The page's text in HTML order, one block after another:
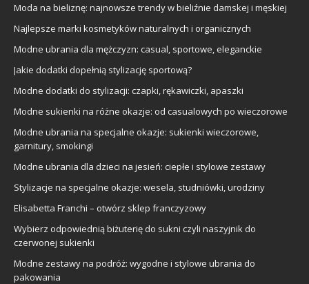
Moda na bieliznę: najnowsze trendy w bieliźnie damskej i męskiej
Najlepsze marki kosmetyków naturalnych i organicznych
Modne ubrania dla mężczyzn: casual, sportowe, eleganckie
Jakie dodatki dopełnią stylizację sportową?
Modne dodatki do stylizacji: czapki, rękawiczki, apaszki
Modne sukienki na różne okazje: od casualowych po wieczorowe
Modne ubrania na specjalne okazje: sukienki wieczorowe,
garnitury, smokingi
Modne ubrania dla dzieci na jesień: ciepłe i stylowe zestawy
Stylizacje na specjalne okazje: wesela, studniówki, urodziny
Elisabetta Franchi – otwórz sklep franczyzowy
Wybierz odpowiednią biżuterię do sukni czyli naszyjnik do
czerwonej sukienki
Modne zestawy na podróż: wygodne i stylowe ubrania do
pakowania